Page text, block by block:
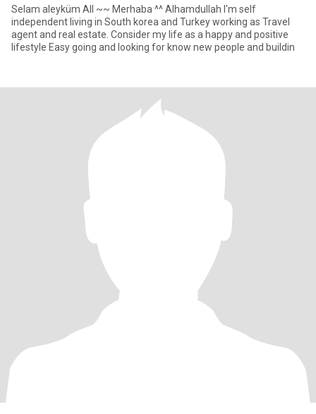
Selam aleyküm All ~~ Merhaba ^^ Alhamdullah I'm self
independent living in South korea and Turkey working as Travel
agent and real estate. Consider my life as a happy and positive
lifestyle Easy going and looking for know new people and buildin